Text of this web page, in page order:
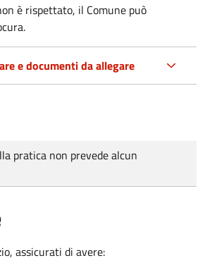
è rispettato, il Comune può
e documenti da allegare
pratica non prevede alcun
assicurati di avere: